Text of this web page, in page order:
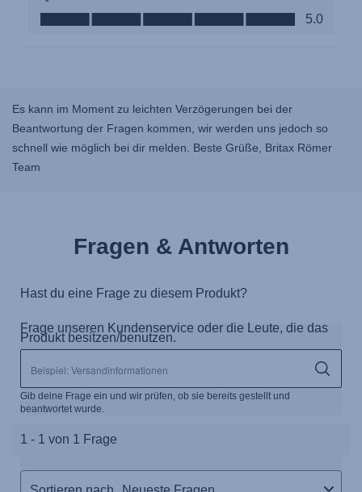
Es kann im Moment zu leichten Verzögerungen bei der
Beantwortung der Fragen kommen, wir werden uns jedoch so
schnell wie möglich bei dir melden. Beste Grüße, Britax Römer
Team
Fragen & Antworten